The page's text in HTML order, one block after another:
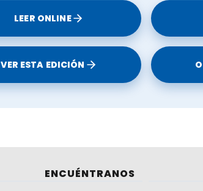
LEER ONLINE
VER ESTA EDICIÓN
ENCUÉNTRANOS